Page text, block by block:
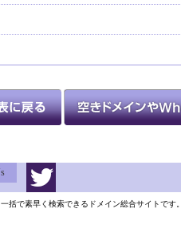
括で素早く検索できるドメイン総合サイトです。